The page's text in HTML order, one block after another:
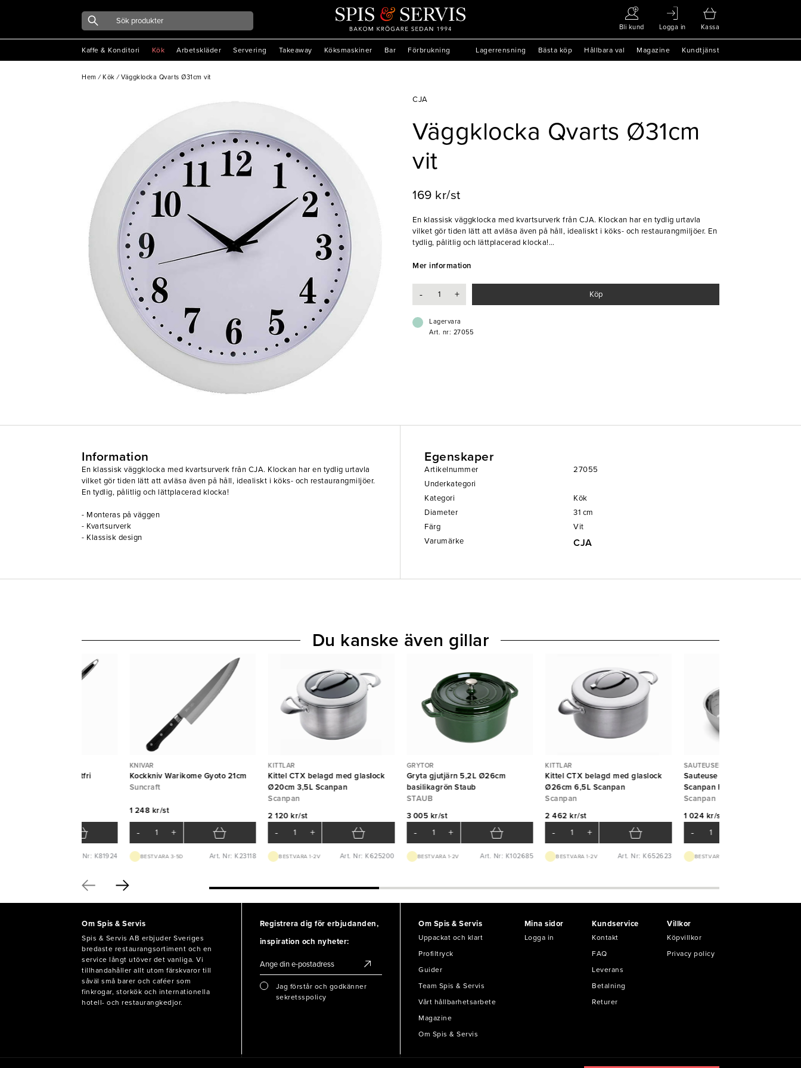
Bli kund Logga in Kassa
Kaffe & Konditori Kök Arbetskläder Servering Takeaway Köksmaskiner Bar Förbrukning Lagerrensning Bästa köp Hållbara val Magazine Kundtjänst
Hem / Kök / Väggklocka Qvarts Ø31cm vit
CJA
Väggklocka Qvarts Ø31cm
vit
169 kr/st
En klassisk väggklocka med kvartsurverk från CJA. Klockan har en tydlig urtavla
vilket gör tiden lätt att avläsa även på håll, idealiskt i köks- och restaurangmiljöer. En
tydlig, pålitlig och lättplacerad klocka!
- Monteras på väggen
Mer information
- + Köp
Lagervara
Art. nr: 27055
Information
En klassisk väggklocka med kvartsurverk från CJA. Klockan har en tydlig urtavla
vilket gör tiden lätt att avläsa även på håll, idealiskt i köks- och restaurangmiljöer.
En tydlig, pålitlig och lättplacerad klocka!
- Monteras på väggen
- Kvartsurverk
- Klassisk design
Egenskaper
Artikelnummer
27055
Underkategori
Kategori
Kök
Diameter
31 cm
Färg
Vit
Varumärke
CJA
Steelsafe rostfri
Art. Nr: K81924
KNIVAR
Kockkniv Warikome Gyoto 21cm
Suncraft
1 248 kr/st
- +
BEST.VARA 3-5D Art. Nr: K23118
KITTLAR
Kittel CTX belagd med glaslock
Ø20cm 3,5L Scanpan
Scanpan
2 120 kr/st
- +
BEST.VARA 1-2V Art. Nr: K625200
GRYTOR
Gryta gjutjärn 5,2L Ø26cm
basilikagrön Staub
STAUB
3 005 kr/st
- +
BEST.VARA 1-2V Art. Nr: K102685
KITTLAR
Kittel CTX belagd med glaslock
Ø26cm 6,5L Scanpan
Scanpan
2 462 kr/st
- +
BEST.VARA 1-2V Art. Nr: K652623
SAUTEUSER
Sauteuse rostfri Ø20cm 1,8L
Scanpan Fusion 5
Scanpan
1 024 kr/st
-
BEST.VARA 1-2V
Du kanske även gillar
Om Spis & Servis
Spis & Servis AB erbjuder Sveriges
bredaste restaurangsortiment och en
service långt utöver det vanliga. Vi
tillhandahåller allt utom färskvaror till
såväl små barer och caféer som
finkrogar, storkök och internationella
hotell- och restaurangkedjor.
Registrera dig för erbjudanden,
inspiration och nyheter:
Jag förstår och godkänner
sekretsspolicy
Om Spis & Servis
Uppackat och klart
Profiltryck
Guider
Team Spis & Servis
Vårt hållbarhetsarbete
Magazine
Om Spis & Servis
Mina sidor
Logga in
Kundservice
Kontakt
FAQ
Leverans
Betalning
Returer
Villkor
Köpvillkor
Privacy policy